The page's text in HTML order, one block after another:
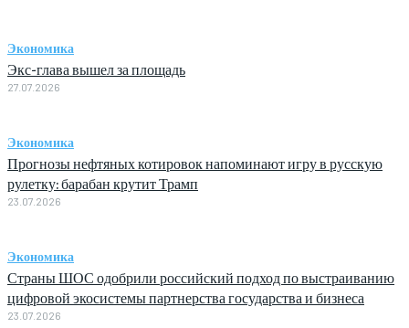
Экономика
Экс-глава вышел за площадь
27.07.2026
Экономика
Прогнозы нефтяных котировок напоминают игру в русскую
рулетку: барабан крутит Трамп
23.07.2026
Экономика
Страны ШОС одобрили российский подход по выстраиванию
цифровой экосистемы партнерства государства и бизнеса
23.07.2026